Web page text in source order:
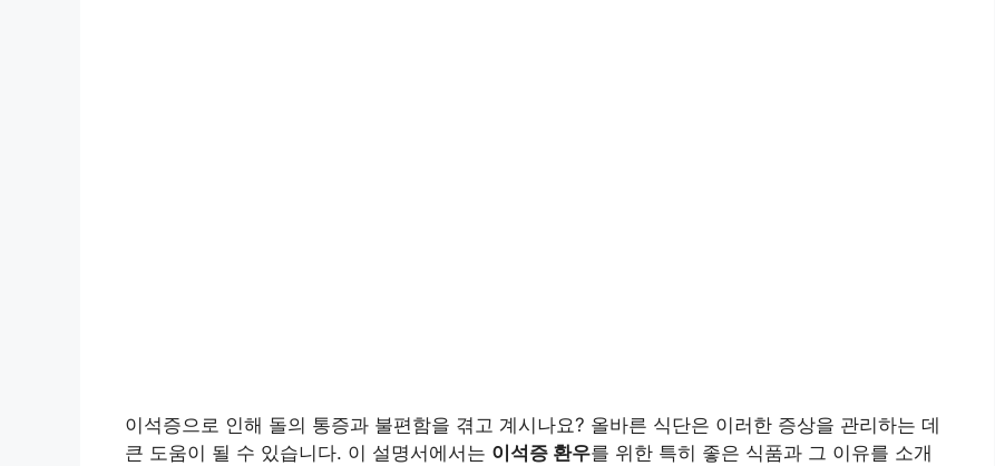
이석증으로 인해 돌의 통증과 불편함을 겪고 계시나요? 올바른 식단은 이러한 증상을 관리하는 데
큰 도움이 될 수 있습니다. 이 설명서에서는 이석증 환우를 위한 특히 좋은 식품과 그 이유를 소개